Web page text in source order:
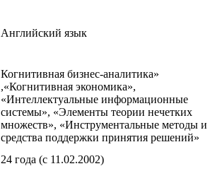
Английский язык
Когнитивная бизнес-аналитика»
,«Когнитивная экономика»,
«Интеллектуальные информационные
системы», «Элементы теории нечетких
множеств», «Инструментальные методы и
средства поддержки принятия решений»
24 года (c 11.02.2002)